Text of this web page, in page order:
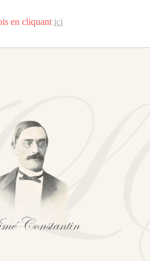
en cliquant ici
Toggle the search field
de la langue savoyarde